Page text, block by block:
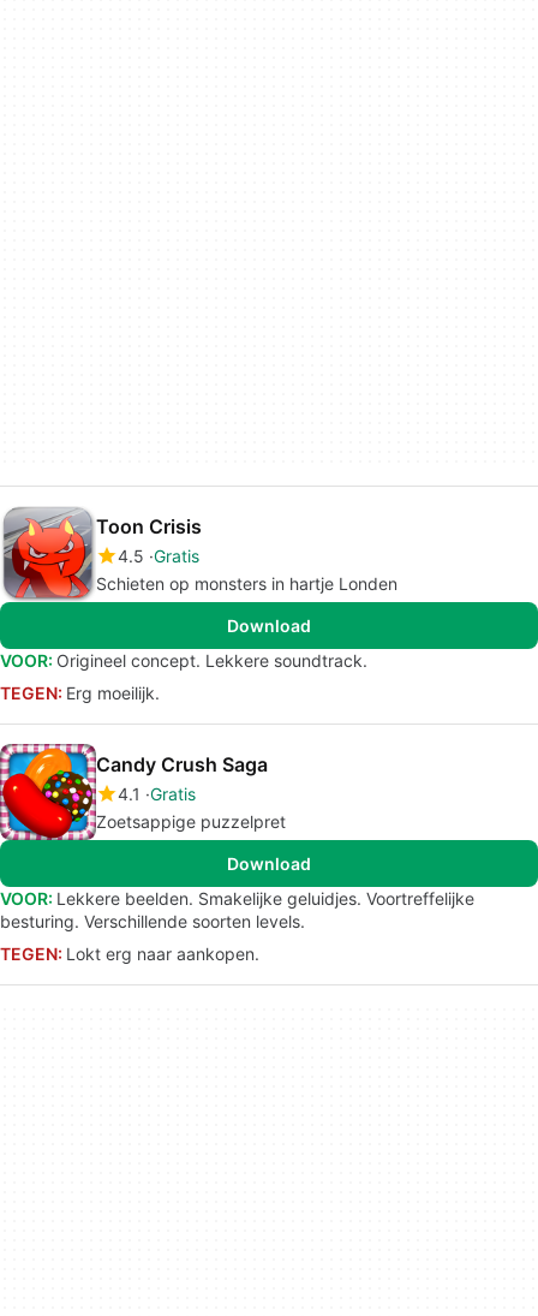
Toon Crisis
4.5 Gratis
Schieten op monsters in hartje Londen
Download
VOOR: Origineel concept. Lekkere soundtrack.
TEGEN: Erg moeilijk.
Candy Crush Saga
4.1 Gratis
Zoetsappige puzzelpret
Download
VOOR: Lekkere beelden. Smakelijke geluidjes. Voortreffelijke
besturing. Verschillende soorten levels.
TEGEN: Lokt erg naar aankopen.